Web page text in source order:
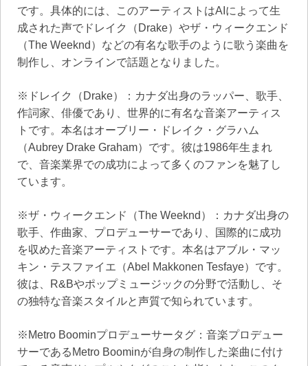
です。具体的には、このアーティストはAIによって生
成された声でドレイク（Drake）やザ・ウィークエンド
（The Weeknd）などの有名な歌手のように歌う楽曲を
制作し、オンラインで話題となりました。
※ドレイク（Drake）：カナダ出身のラッパー、歌手、
作詞家、俳優であり、世界的に有名な音楽アーティス
トです。本名はオーブリー・ドレイク・グラハム
（Aubrey Drake Graham）です。彼は1986年生まれ
で、音楽業界での成功によって多くのファンを魅了し
ています。
※ザ・ウィークエンド（The Weeknd）：カナダ出身の
歌手、作曲家、プロデューサーであり、国際的に成功
を収めた音楽アーティストです。本名はアブル・マッ
キン・テスファイエ（Abel Makkonen Tesfaye）です。
彼は、R&Bやポップミュージックの分野で活動し、そ
の独特な音楽スタイルと声質で知られています。
※Metro Boominプロデューサータグ：音楽プロデュー
サーであるMetro Boominが自身の制作した楽曲に付け